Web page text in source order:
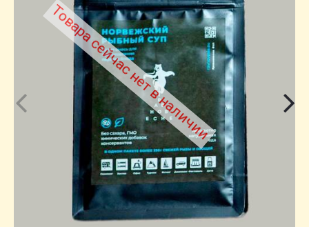
Товара сейчас нет в наличии